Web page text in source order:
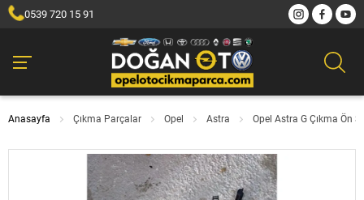
0539 720 15 91
Anasayfa Çıkma Parçalar Opel Astra Opel Astra G Çıkma Ön